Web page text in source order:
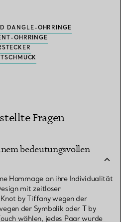
DANGLE-OHRRINGE
OHRRINGE
Fragen
bedeutungsvollen
Hommage an ihre Individualität
mit zeitloser
by Tiffany wegen der
der Symbolik oder T by
wählen, jedes Paar wurde